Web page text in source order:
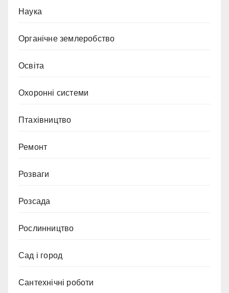
Наука
Органічне землеробство
Освіта
Охоронні системи
Птахівництво
Ремонт
Розваги
Розсада
Рослинництво
Сад і город
Сантехнічні роботи